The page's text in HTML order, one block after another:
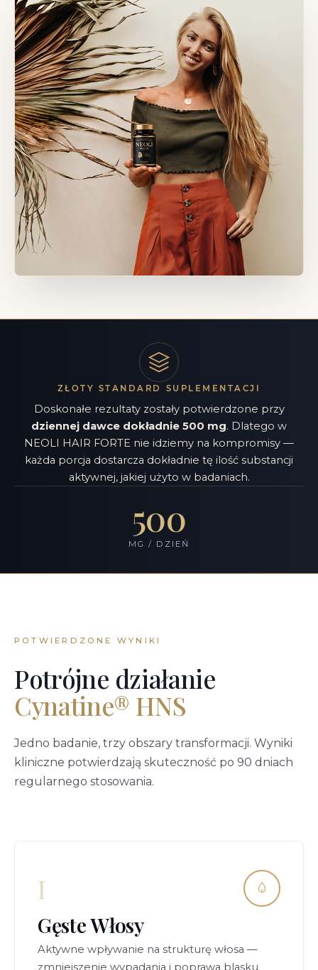
ZŁOTY STANDARD SUPLEMENTACJI
Doskonałe rezultaty zostały potwierdzone przy
dziennej dawce dokładnie 500 mg. Dlatego w
NEOLI HAIR FORTE nie idziemy na kompromisy —
każda porcja dostarcza dokładnie tę ilość substancji
aktywnej, jakiej użyto w badaniach.
500
MG / DZIEŃ
POTWIERDZONE WYNIKI
Potrójne działanie
Cynatine® HNS
Jedno badanie, trzy obszary transformacji. Wyniki
kliniczne potwierdzają skuteczność po 90 dniach
regularnego stosowania.
I
Gęste Włosy
Aktywne wpływanie na strukturę włosa —
zmniejszenie wypadania i poprawa blasku